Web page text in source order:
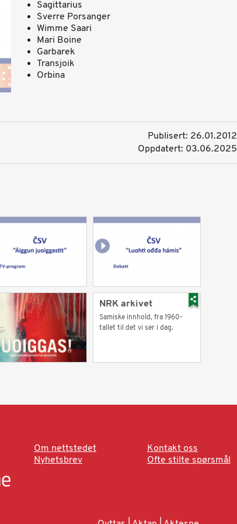
Sagittarius
Sverre Porsanger
Wimme Saari
Mari Boine
Garbarek
Transjoik
Orbina
Publisert: 26.01.2012
Oppdatert: 03.06.2025
NRK arkivet
Samiske innhold, fra 1960-
tallet til det vi ser i dag.
Om nettstedet Kontakt oss
Nyhetsbrev
Ofte stilte spørsmål